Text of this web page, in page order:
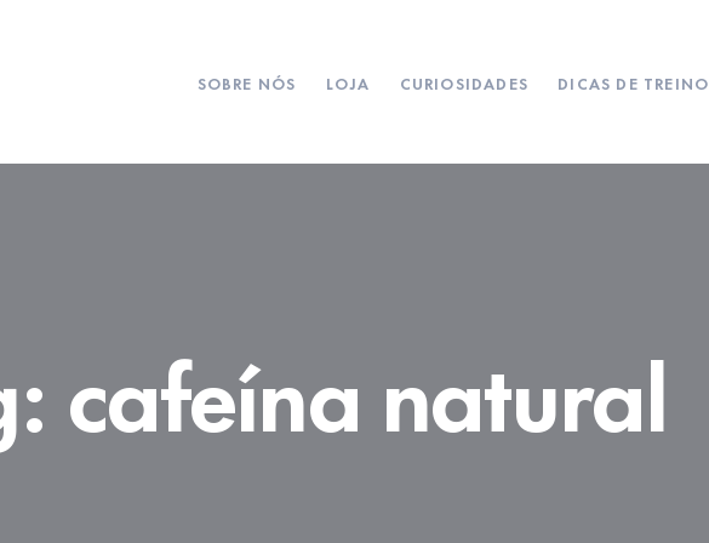
SOBRE NÓS LOJA CURIOSIDADES DICAS DE TREINO
cafeína natural